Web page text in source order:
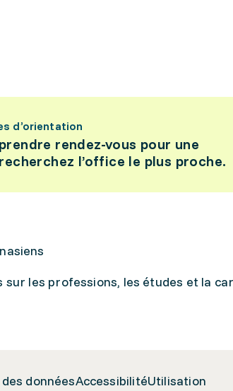
d’orientation
rendez-vous pour une
l’office le plus proche.
sur les professions, les études et la
donnéesAccessibilitéUtilisation